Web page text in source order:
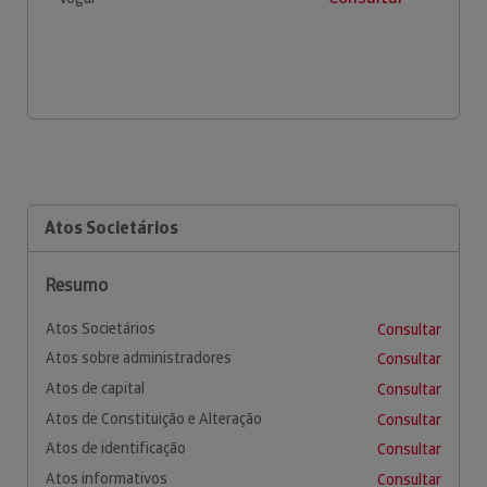
Atos Societários
Resumo
Atos Societários
Consultar
Atos sobre administradores
Consultar
Atos de capital
Consultar
Atos de Constituição e Alteração
Consultar
Atos de identificação
Consultar
Atos informativos
Consultar